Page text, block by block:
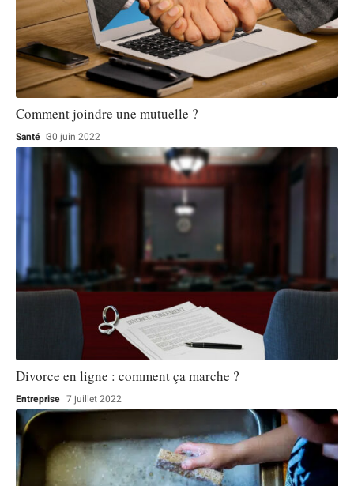
Comment joindre une mutuelle ?
Santé 30 juin 2022
Divorce en ligne : comment ça marche ?
Entreprise 7 juillet 2022